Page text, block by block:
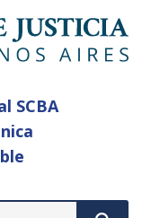
SCBA